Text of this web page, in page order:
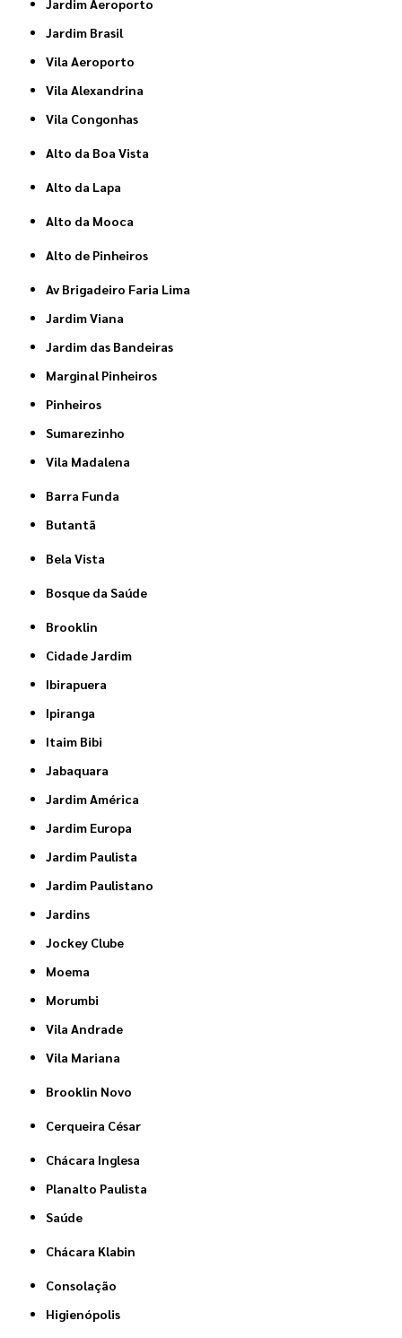
Jardim Aeroporto
Jardim Brasil
Vila Aeroporto
Vila Alexandrina
Vila Congonhas
Alto da Boa Vista
Alto da Lapa
Alto da Mooca
Alto de Pinheiros
Av Brigadeiro Faria Lima
Jardim Viana
Jardim das Bandeiras
Marginal Pinheiros
Pinheiros
Sumarezinho
Vila Madalena
Barra Funda
Butantã
Bela Vista
Bosque da Saúde
Brooklin
Cidade Jardim
Ibirapuera
Ipiranga
Itaim Bibi
Jabaquara
Jardim América
Jardim Europa
Jardim Paulista
Jardim Paulistano
Jardins
Jockey Clube
Moema
Morumbi
Vila Andrade
Vila Mariana
Brooklin Novo
Cerqueira César
Chácara Inglesa
Planalto Paulista
Saúde
Chácara Klabin
Consolação
Higienópolis